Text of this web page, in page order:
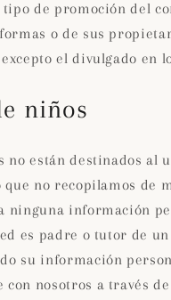
tipo de promoción del
o de sus
el divulgado en
niños
no están destinados al
que no recopilamos de
ninguna información
es padre o tutor de
su información
con nosotros a través